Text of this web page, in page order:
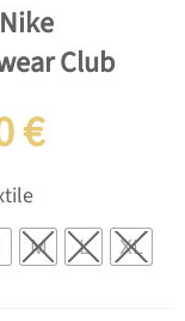
Club
€
M L XL